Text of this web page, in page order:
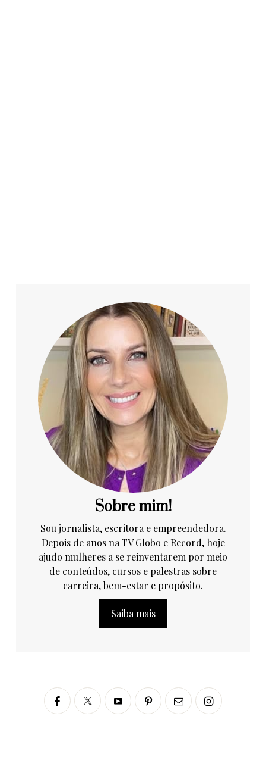
Sobre mim!
Sou jornalista, escritora e empreendedora.
Depois de anos na TV Globo e Record, hoje
ajudo mulheres a se reinventarem por meio
de conteúdos, cursos e palestras sobre
carreira, bem-estar e propósito.
Saiba mais